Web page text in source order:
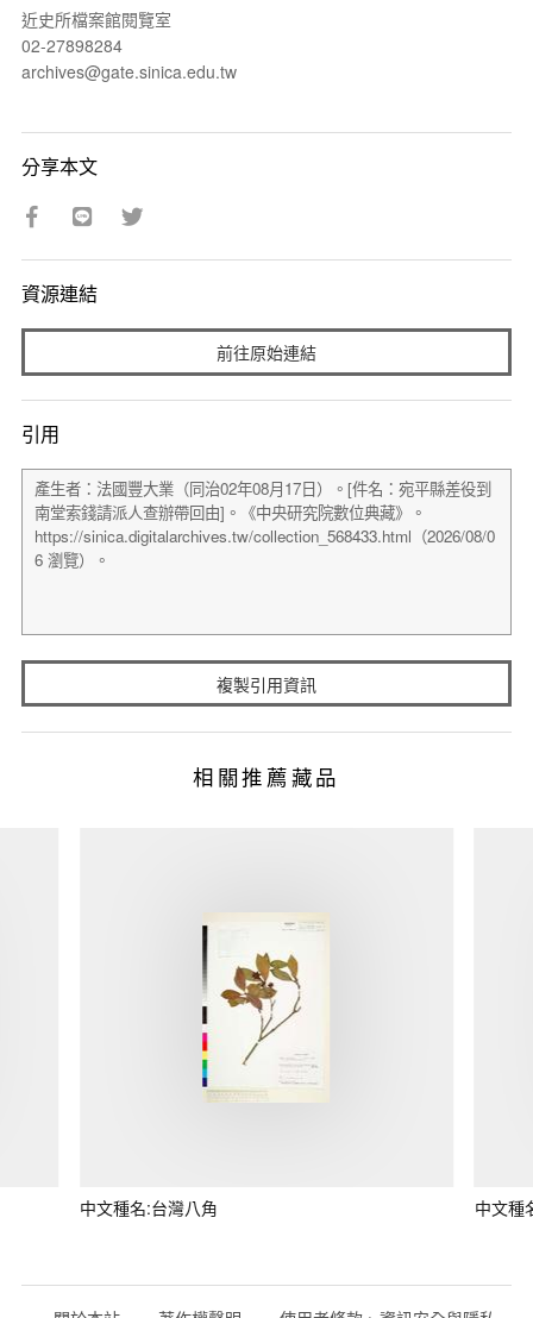
近史所檔案館閱覽室
02-27898284
archives@gate.sinica.edu.tw
分享本文
資源連結
前往原始連結
引用
複製引用資訊
相關推薦藏品
中文種名:台灣八角 中文種